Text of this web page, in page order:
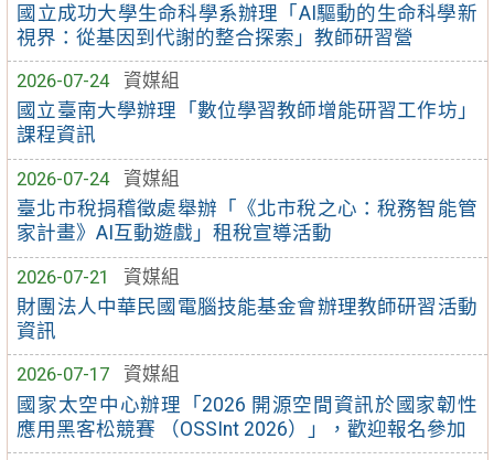
國立成功大學生命科學系辦理「AI驅動的生命科學新
視界：從基因到代謝的整合探索」教師研習營
2026-07-24
資媒組
國立臺南大學辦理「數位學習教師增能研習工作坊」
課程資訊
2026-07-24
資媒組
臺北市稅捐稽徵處舉辦「《北市稅之心：稅務智能管
家計畫》AI互動遊戲」租稅宣導活動
2026-07-21
資媒組
財團法人中華民國電腦技能基金會辦理教師研習活動
資訊
2026-07-17
資媒組
國家太空中心辦理「2026 開源空間資訊於國家韌性
應用黑客松競賽 （OSSInt 2026）」，歡迎報名參加